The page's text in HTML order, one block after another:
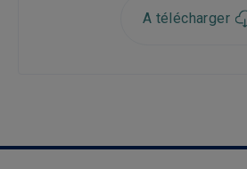
A télécharger